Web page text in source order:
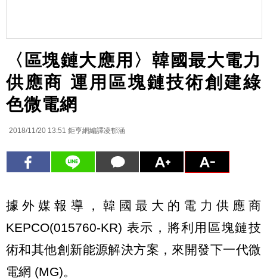
〈區塊鏈大應用〉韓國最大電力
供應商 運用區塊鏈技術創建綠
色微電網
2018/11/20 13:51 鉅亨網編譯凌郁涵
據外媒報導，韓國最大的電力供應商
KEPCO(015760-KR) 表示，將利用區塊鏈技
術和其他創新能源解決方案，來開發下一代微
電網 (MG)。